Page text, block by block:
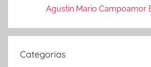
Agustin Mario Campoamor
Categorias